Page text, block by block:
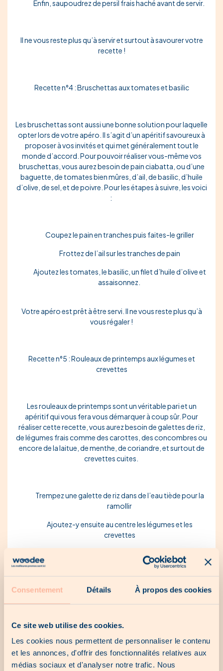
Consentement Détails À propos des cookies
Ce site web utilise des cookies.
Les cookies nous permettent de personnaliser le contenu
et les annonces, d'offrir des fonctionnalités relatives aux
médias sociaux et d'analyser notre trafic. Nous
Enfin, saupoudrezde persil frais haché avant de servir.
Il ne vous reste plus qu’à servir et surtout à savourer votre
recette !
Recette n°4 : Bruschettas aux tomates et basilic
Les bruschettas sont aussi une bonne solution pour laquelle
opter lors de votre apéro. Il s’agit d’un apéritifsavoureuxà
proposer à vos invités et qui met généralement tout le
monde d’accord. Pour pouvoir réaliser vous-même vos
bruschettas, vous aurez besoin depain ciabatta , ou d’une
baguette , de tomatesbien mûres, d’ail , debasilic d’huile
d’olive , de sel, et de poivre. Pour les étapes à suivre, les voici
:
Coupez le pain en tranches puis faites-le griller
Frottez de l’ail sur les tranches de pain
Ajoutez les tomates, le basilic, un filet d’huile d’olive et
assaisonnez.
Votre apéro est prêt à être servi. Il ne vous reste plus qu’à
vous régaler !
Recette n°5 : Rouleaux de printemps aux légumes et
crevettes
Les rouleaux de printemps sont un véritable pari et un
apéritif qui vous fera vousdémarquerà coup sûr. Pour
réaliser cette recette, vous aurez besoin degalettes de riz
delégumes fraiscomme descarottes , desconcombresou
encore de lalaitue , dementhe , decoriandre , et surtout de
crevettes cuites
Trempez une galette de riz dans de l’eau tiède pour la
ramollir
Ajoutez-y ensuite au centre les légumes et les
crevettes
Enroulez la préparation comme un burrito en repliant
ensoleillée d’été.
Recette n°6 : Houmous avec des bâtonnets de légumes